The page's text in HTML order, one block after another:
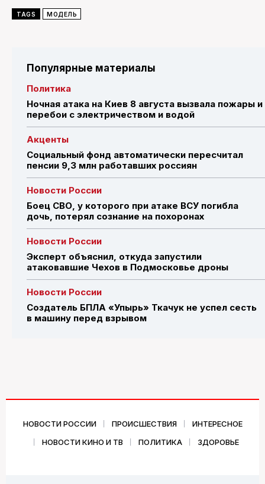
TAGS МОДЕЛЬ
Популярные материалы
Политика
Ночная атака на Киев 8 августа вызвала пожары и
перебои с электричеством и водой
Акценты
Социальный фонд автоматически пересчитал
пенсии 9,3 млн работавших россиян
Новости России
Боец СВО, у которого при атаке ВСУ погибла
дочь, потерял сознание на похоронах
Новости России
Эксперт объяснил, откуда запустили
атаковавшие Чехов в Подмосковье дроны
Новости России
Создатель БПЛА «Упырь» Ткачук не успел сесть
в машину перед взрывом
НОВОСТИ РОССИИ ПРОИСШЕСТВИЯ
ИНТЕРЕСНОЕ
НОВОСТИ КИНО И ТВ
ПОЛИТИКА ЗДОРОВЬЕ